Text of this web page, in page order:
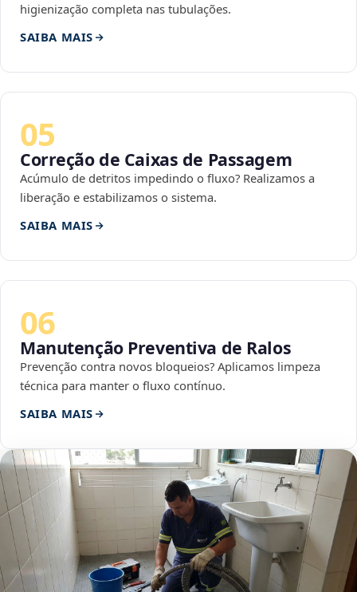
higienização completa nas tubulações.
SAIBA MAIS
05
Correção de Caixas de Passagem
Acúmulo de detritos impedindo o fluxo? Realizamos a
liberação e estabilizamos o sistema.
SAIBA MAIS
06
Manutenção Preventiva de Ralos
Prevenção contra novos bloqueios? Aplicamos limpeza
técnica para manter o fluxo contínuo.
SAIBA MAIS